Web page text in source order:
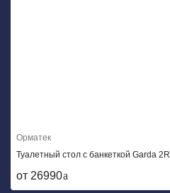
Орматек
Туалетный стол с банкеткой Garda 2R
от 26990